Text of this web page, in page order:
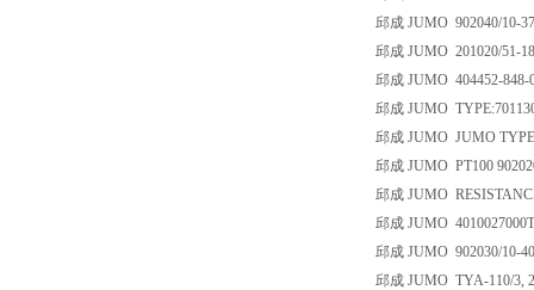
邱成 JUMO 902040/10-
邱成 JUMO 201020/51-
邱成 JUMO 404452-848-
邱成 JUMO
邱成 JUMO JUMO
邱成 JUMO PT100
邱成 JUMO
邱成 JUMO
邱成 JUMO 902030/10-
邱成 JUMO TYA-110/3,